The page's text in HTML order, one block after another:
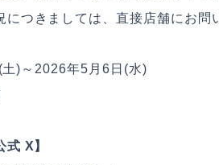
つきましては、直接店舗にお問
)～2026年5月6日(水)
式 X】